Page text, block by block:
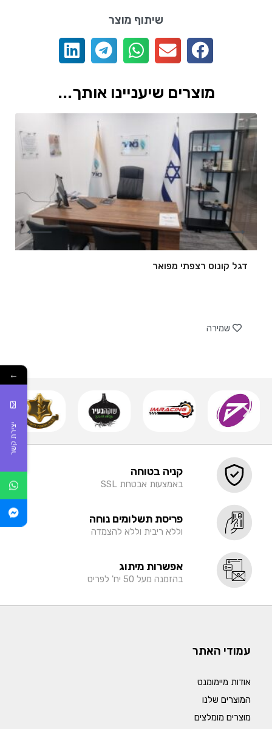
שיתוף מוצר
מוצרים שיעניינו אותך...
דגל קונוס רצפתי מפואר
שמירה
קניה בטוחה
באמצעות אבטחת SSL
פריסת תשלומים נוחה
וללא ריבית וללא להצמדה
אפשרות מיתוג
בהזמנה מעל 50 יח' לפריט
עמודי האתר
אודות מיימומנט
המוצרים שלנו
מוצרים מומלצים
←
יצירת קשר